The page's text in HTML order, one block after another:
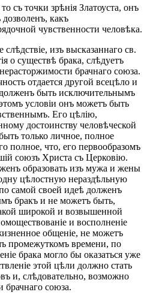
съ точки зрѣнія Златоуста, онъ
какъ
чувственности человѣка.
изъ высказаннаго св.
о существѣ брака, слѣдуетъ
брачнаго союза.
отдается другой всецѣло и
быть исключительнымъ
условіи онъ можетъ быть
Его цѣлію,
достоинству человѣческой
только личное, полное
полное, что, его первообразомъ
союзъ Христа съ Церковію.
образовать изъ мужа и жены
цѣлостную нераздѣльную
самой своей идеѣ долженъ
бракъ и не можетъ быть,
широкой и возвышенной
и восполненіе
общеніе, не можетъ
промежуткомъ времени, по
брака могло бы оказаться уже
этой цѣли должно стать
и, слѣдовательно, возможно
брачнаго союза.